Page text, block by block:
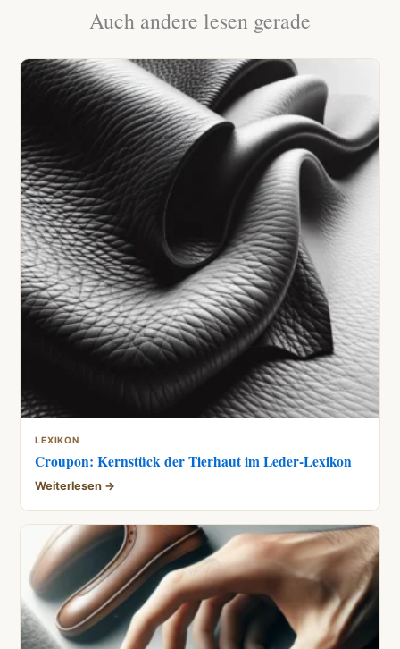
Auch andere lesen gerade
LEXIKON
Croupon: Kernstück der Tierhaut im Leder-Lexikon
Weiterlesen →